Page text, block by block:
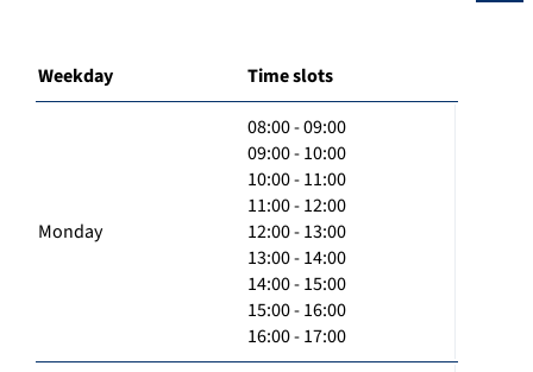
Weekday Time slots
Monday
08:00 - 09:00
09:00 - 10:00
10:00 - 11:00
11:00 - 12:00
12:00 - 13:00
13:00 - 14:00
14:00 - 15:00
15:00 - 16:00
16:00 - 17:00